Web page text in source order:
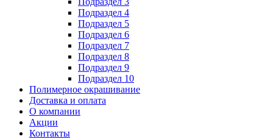
Подраздел 4
Подраздел 5
Подраздел 6
Подраздел 7
Подраздел 8
Подраздел 9
Подраздел 10
Полимерное окрашивание
Доставка и оплата
О компании
Акции
Контакты